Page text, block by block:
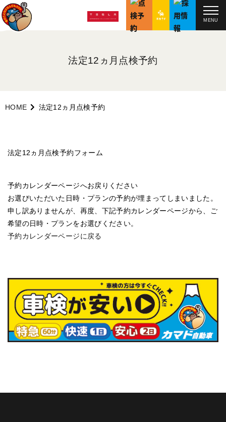
MENU
法定12ヵ月点検予約
HOME 法定12ヵ月点検予約
法定12ヵ月点検予約フォーム
予約カレンダーページへお戻りください
お選びいただいた日時・プランの予約が埋まってしまいました。
申し訳ありませんが、再度、下記予約カレンダーページから、ご
希望の日時・プランをお選びください。
予約カレンダーページに戻る